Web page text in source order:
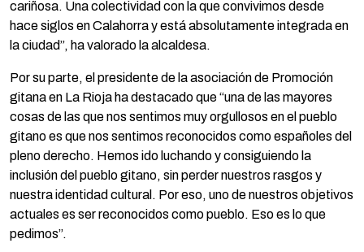
cariñosa. Una colectividad con la que convivimos desde
hace siglos en Calahorra y está absolutamente integrada en
la ciudad”, ha valorado la alcaldesa.
Por su parte, el presidente de la asociación de Promoción
gitana en La Rioja ha destacado que “una de las mayores
cosas de las que nos sentimos muy orgullosos en el pueblo
gitano es que nos sentimos reconocidos como españoles del
pleno derecho. Hemos ido luchando y consiguiendo la
inclusión del pueblo gitano, sin perder nuestros rasgos y
nuestra identidad cultural. Por eso, uno de nuestros objetivos
actuales es ser reconocidos como pueblo. Eso es lo que
pedimos”.